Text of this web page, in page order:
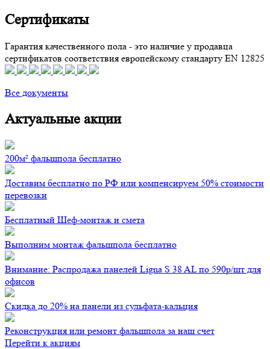
Сертификаты
Гарантия качественного пола - это наличие у продавца
сертификатов соответствия европейскому стандарту EN 12825
Все документы
Актуальные акции
200м² фальшпола бесплатно
Доставим бесплатно по РФ или компенсируем 50% стоимости
перевозки
Бесплатный Шеф-монтаж и смета
Выполним монтаж фальшпола бесплатно
Внимание: Распродажа панелей Ligna S 38 AL по 590р/шт для
офисов
Скидка до 20% на панели из сульфата-кальция
Реконструкция или ремонт фальшпола за наш счет
Перейти к акциям